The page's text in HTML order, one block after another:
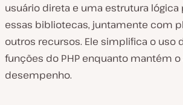
usuário direta e uma estrutura lógica
essas bibliotecas, juntamente com
outros recursos. Ele simplifica o uso
funções do PHP enquanto mantém o
desempenho.